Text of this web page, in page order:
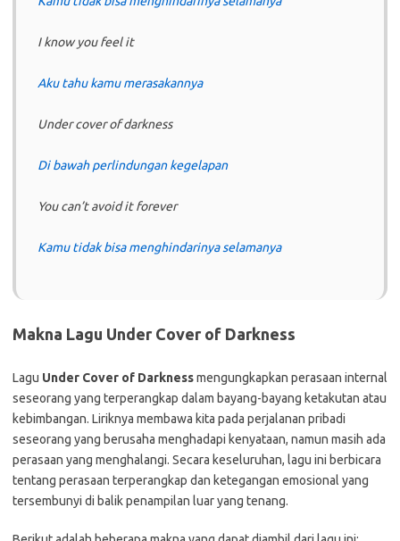
I know you feel it
Aku tahu kamu merasakannya
Under cover of darkness
Di bawah perlindungan kegelapan
You can’t avoid it forever
Kamu tidak bisa menghindarinya selamanya
Makna Lagu Under Cover of Darkness
Lagu Under Cover of Darknessmengungkapkan perasaan internal
seseorang yang terperangkap dalam bayang-bayang ketakutan atau
kebimbangan. Liriknya membawa kita pada perjalanan pribadi
seseorang yang berusaha menghadapi kenyataan, namun masih ada
perasaan yang menghalangi. Secara keseluruhan, lagu ini berbicara
tentang perasaan terperangkap dan ketegangan emosional yang
tersembunyi di balik penampilan luar yang tenang.